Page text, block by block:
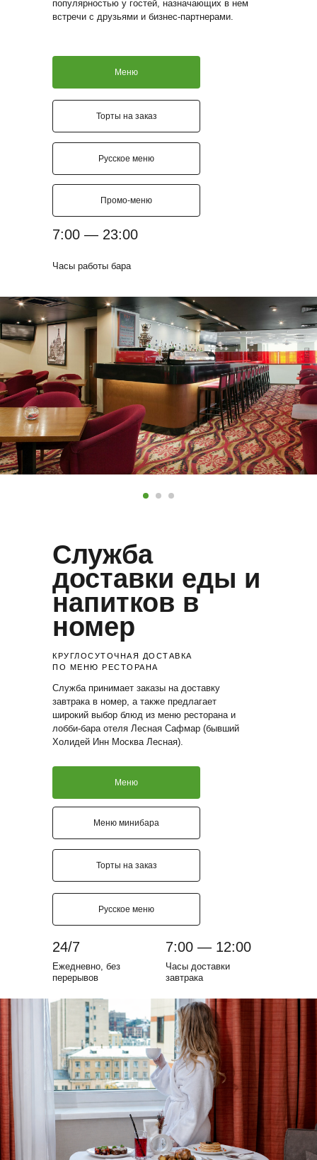
7:00 — 23:00
Часы работы бара
популярностью у гостей, назначающих в нем
встречи с друзьями и бизнес-партнерами.
Меню
Промо-меню
Торты на заказ
Русское меню
Служба
доставки еды и
напитков в
номер
24/7
Ежедневно, без
перерывов
7:00 — 12:00
Часы доставки
завтрака
Служба принимает заказы на доставку
завтрака в номер, а также предлагает
широкий выбор блюд из меню ресторана и
лобби-бара отеля Лесная Сафмар (бывший
Холидей Инн Москва Лесная).
КРУГЛОСУТОЧНАЯ ДОСТАВКА
ПО МЕНЮ РЕСТОРАНА
Меню
Торты на заказ
Меню минибара
Русское меню